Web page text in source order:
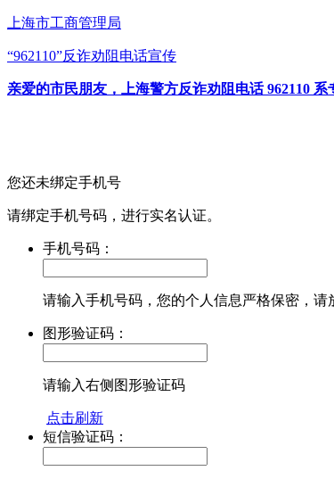
上海市工商管理局
“962110”反诈劝阻电话宣传
亲爱的市民朋友，上海警方反诈劝阻电话 962110
您还未绑定手机号
请绑定手机号码，进行实名认证。
手机号码：
请输入手机号码，您的个人信息严格保密，请
图形验证码：
请输入右侧图形验证码
点击刷新
短信验证码：